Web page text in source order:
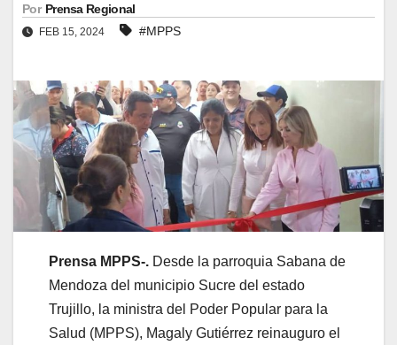
Por Prensa Regional
FEB 15, 2024 #MPPS
Prensa MPPS-. Desde la parroquia Sabana de
Mendoza del municipio Sucre del estado
Trujillo, la ministra del Poder Popular para la
Salud (MPPS), Magaly Gutiérrez reinauguro el